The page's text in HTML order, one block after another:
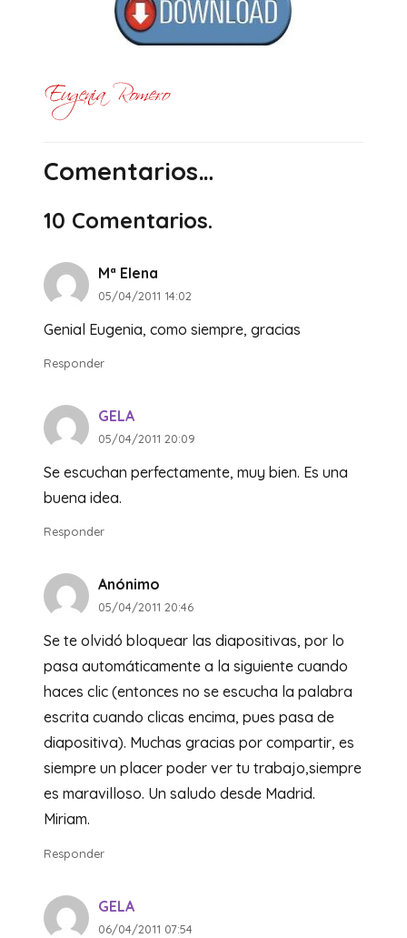
Comentarios…
10 Comentarios.
Mª Elena
05/04/2011 14:02
Genial Eugenia, como siempre, gracias
Responder
GELA
05/04/2011 20:09
Se escuchan perfectamente, muy bien. Es una
buena idea.
Responder
Anónimo
05/04/2011 20:46
Se te olvidó bloquear las diapositivas, por lo
pasa automáticamente a la siguiente cuando
haces clic (entonces no se escucha la palabra
escrita cuando clicas encima, pues pasa de
diapositiva). Muchas gracias por compartir, es
siempre un placer poder ver tu trabajo,siempre
es maravilloso. Un saludo desde Madrid.
Miriam.
Responder
GELA
06/04/2011 07:54